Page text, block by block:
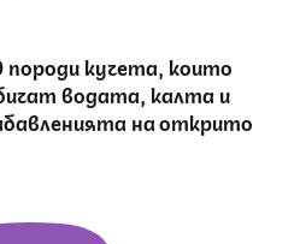
породи кучета, които
водата, калта и
на открито